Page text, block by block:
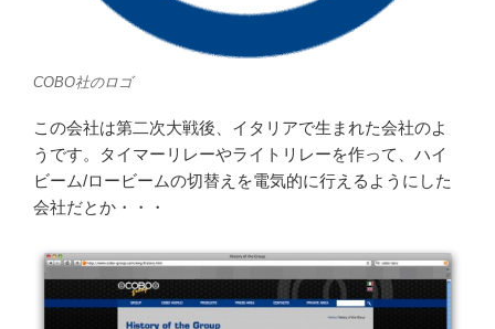
COBO社のロゴ
この会社は第二次大戦後、イタリアで生まれた会社のよ
うです。タイマーリレーやライトリレーを作って、ハイ
ビーム/ロービームの切替えを電気的に行えるようにした
会社だとか・・・